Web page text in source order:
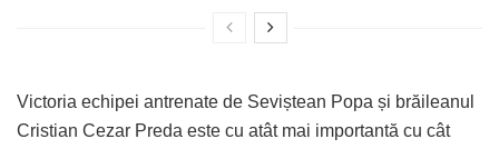
Victoria echipei antrenate de Seviștean Popa și brăileanul
Cristian Cezar Preda este cu atât mai importantă cu cât